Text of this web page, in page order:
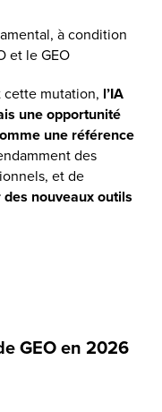
à condition
et le GEO
cette mutation, l’IA
une opportunité
une référence
des
et de
nouveaux outils
GEO en 2026